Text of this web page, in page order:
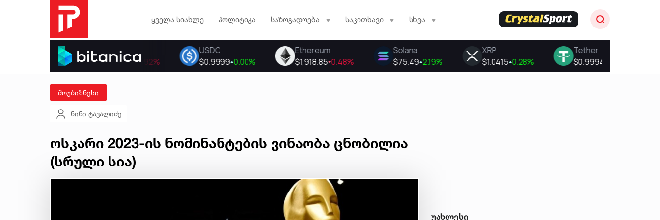
ყველა სიახლე პოლიტიკა საზოგადოება საკითხავი სხვა
შოუბიზნესი
ნინი ტავალიძე
ოსკარი 2023-ის ნომინანტების ვინაობა ცნობილია
(სრული სია)
უახლესი